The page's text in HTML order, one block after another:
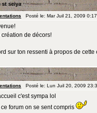
st seiya
Posté le: Mar Juil 21, 2009
de décors!
sur ton ressenti à propos de
Posté le: Lun Juil 20, 2009
c'est sympa lol
forum on se sent compris